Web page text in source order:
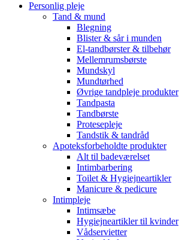
Personlig pleje
Tand & mund
Blegning
Blister & sår i munden
El-tandbørster & tilbehør
Mellemrumsbørste
Mundskyl
Mundtørhed
Øvrige tandpleje produkter
Tandpasta
Tandbørste
Protesepleje
Tandstik & tandråd
Apoteksforbeholdte produkter
Alt til badeværelset
Intimbarbering
Toilet & Hygiejneartikler
Manicure & pedicure
Intimpleje
Intimsæbe
Hygiejneartikler til kvinder
Vådservietter